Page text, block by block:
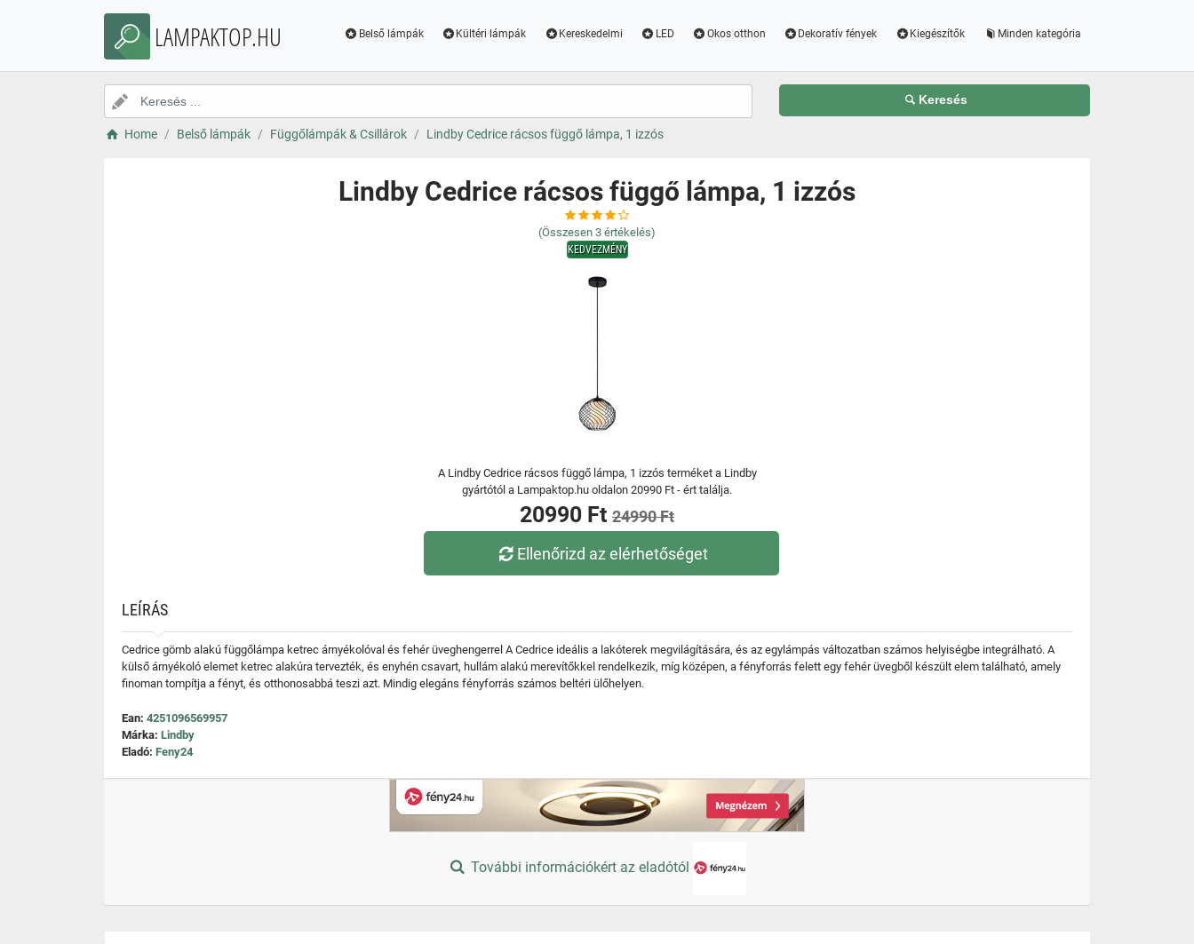
LAMPAKTOP.HU Belső lámpák Kültéri lámpák Kereskedelmi LED Okos otthon Dekoratív fények Kiegészítők Minden kategória
Keresés
Home Belső lámpák Függőlámpák & Csillárok Lindby Cedrice rácsos függő lámpa, 1 izzós
Lindby Cedrice rácsos függő lámpa, 1 izzós
(Összesen 3 értékelés)
KEDVEZMÉNY
A Lindby Cedrice rácsos függő lámpa, 1 izzós terméket a Lindby
gyártótól a Lampaktop.hu oldalon 20990 Ft - ért találja.
20990 Ft 24990 Ft
Ellenőrizd az elérhetőséget
LEÍRÁS
Cedrice gömb alakú függőlámpa ketrec árnyékolóval és fehér üveghengerrel A Cedrice ideális a lakóterek megvilágítására, és az egylámpás változatban számos helyiségbe integrálható. A
külső árnyékoló elemet ketrec alakúra tervezték, és enyhén csavart, hullám alakú merevítőkkel rendelkezik, míg középen, a fényforrás felett egy fehér üvegből készült elem található, amely
finoman tompítja a fényt, és otthonosabbá teszi azt. Mindig elegáns fényforrás számos beltéri ülőhelyen.
Ean: 4251096569957
Márka: Lindby
Eladó: Feny24
További információkért az eladótól